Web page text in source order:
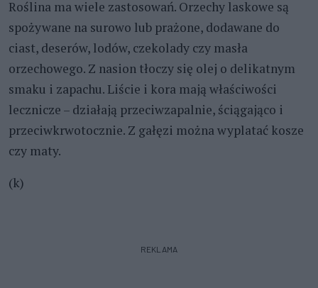
Roślina ma wiele zastosowań. Orzechy laskowe są
spożywane na surowo lub prażone, dodawane do
ciast, deserów, lodów, czekolady czy masła
orzechowego. Z nasion tłoczy się olej o delikatnym
smaku i zapachu. Liście i kora mają właściwości
lecznicze – działają przeciwzapalnie, ściągająco i
przeciwkrwotocznie. Z gałęzi można wyplatać kosze
czy maty.
(k)
REKLAMA